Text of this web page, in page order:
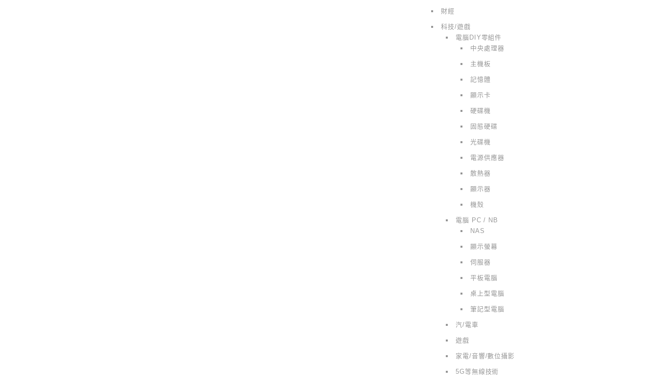
財經
科技/遊戲
電腦DIY零組件
中央處理器
主機板
記憶體
顯示卡
硬碟機
固態硬碟
光碟機
電源供應器
散熱器
顯示器
機殼
電腦 PC / NB
NAS
顯示螢幕
伺服器
平板電腦
桌上型電腦
筆記型電腦
汽/電車
遊戲
家電/音響/數位攝影
5G等無線技術